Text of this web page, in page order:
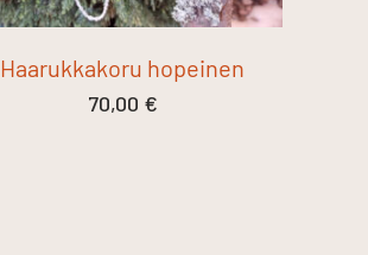
Haarukkakoru hopeinen
70,00 €